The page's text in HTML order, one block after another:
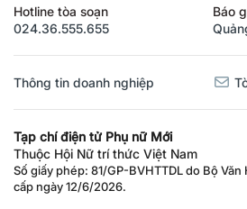
Hotline tòa soạn
024.36.555.655
Báo
Thông tin doanh nghiệp
Tạp chí điện tử Phụ nữ Mới
Thuộc Hội Nữ trí thức Việt Nam
Số giấy phép: 81/GP-BVHTTDL do Bộ Văn
cấp ngày 12/6/2026.